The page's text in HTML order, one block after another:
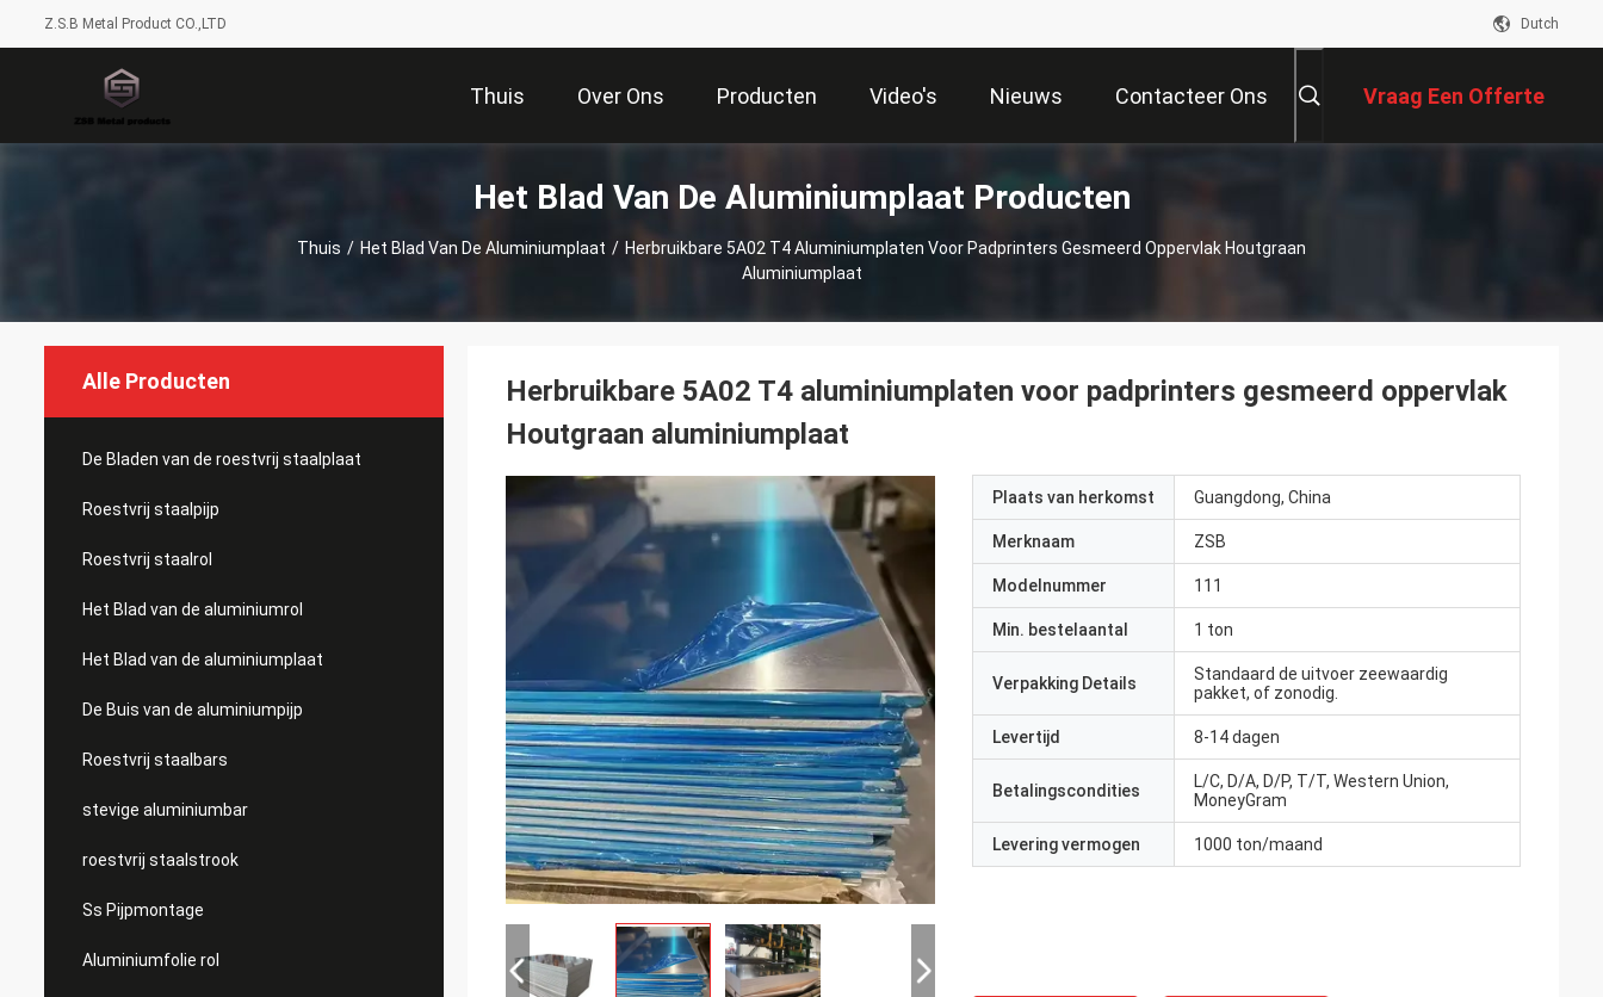
Z.S.B Metal Product CO.,LTD Dutch
Thuis Over Ons Producten Video's Nieuws Contacteer Ons Vraag Een Offerte
Het Blad Van De Aluminiumplaat Producten
Thuis / Het Blad Van De Aluminiumplaat / Herbruikbare 5A02 T4 Aluminiumplaten Voor Padprinters Gesmeerd Oppervlak Houtgraan
Aluminiumplaat
Alle Producten
De Bladen van de roestvrij staalplaat
Roestvrij staalpijp
Roestvrij staalrol
Het Blad van de aluminiumrol
Het Blad van de aluminiumplaat
De Buis van de aluminiumpijp
Roestvrij staalbars
stevige aluminiumbar
roestvrij staalstrook
Ss Pijpmontage
Aluminiumfolie rol
Herbruikbare 5A02 T4 aluminiumplaten voor padprinters gesmeerd oppervlak
Houtgraan aluminiumplaat
Plaats van herkomst Guangdong, China
Merknaam ZSB
Modelnummer 111
Min. bestelaantal 1 ton
Verpakking Details
Standaard de uitvoer zeewaardig
pakket, of zonodig.
Levertijd 8-14 dagen
Betalingscondities
L/C, D/A, D/P, T/T, Western Union,
MoneyGram
Levering vermogen 1000 ton/maand